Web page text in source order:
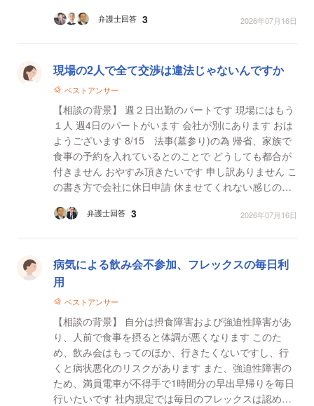
反が...
弁護士回答 3 2026年07月16日
現場の2人で全て交渉は違法じゃないんですか
ベストアンサー
【相談の背景】 週２日出勤のパートです 現場にはもう
１人 週4日のパートがいます 会社が別にあります おは
ようございます 8/15 法事(墓参り)の為 帰省、家族で
食事の予約を入れているとのことで どうしても都合が
付きません おやすみ頂きたいです 申し訳ありません こ
の書き方で会社に休日申請 休ませてくれない感じの返
弁護士回答 3 2026年07月16日
病気による飲み会不参加、フレックスの毎日利
用
ベストアンサー
【相談の背景】 自分は摂食障害および強迫性障害があ
り、人前で食事を摂ると体調が悪くなります このた
め、飲み会はもってのほか、行きたくないですし、行
くと病状悪化のリスクがあります また、強迫性障害の
ため、満員電車が不得手で1時間分の早出早帰りを毎日
行いたいです 社内規定では毎日のフレックスは認めて